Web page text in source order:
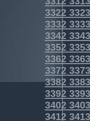
33223323
33323333
33423343
33523353
33623363
33723373
33823383
33923393
34023403
34123413